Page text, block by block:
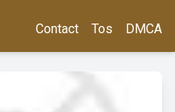
Contact Tos DMCA